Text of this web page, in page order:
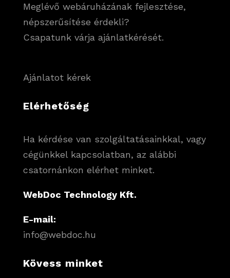
Meglévő webáruházának fejlesztése,
népszerűsítése érdekli?
Csapatunk várja ajánlatkérését.
Ajánlatot kérek
Elérhetőség
Ha kérdése van szolgáltatásainkkal, vagy
cégünkkel kapcsolatban, az alábbi
csatornánkon elérhet minket.
WebDoc Technology Kft.
E-mail:
info@webdoc.hu
Kövess minket